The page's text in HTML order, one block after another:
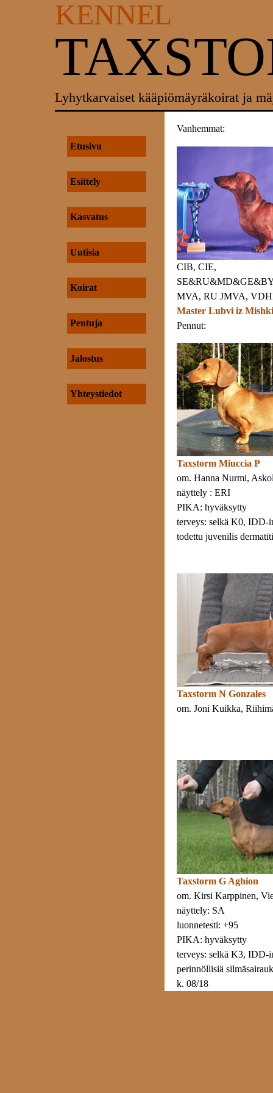
KENNEL
Lyhytkarvaiset kääpiömäyräkoirat ja
Etusivu
Esittely
Kasvatus
Uutisia
Koirat
Pentuja
Jalostus
Yhteystiedot
Vanhemmat:
CIB, CIE,
MVA, RU JMVA,
Master Lubvi iz
Pennut:
Taxstorm Miuccia P
om. Hanna Nurmi,
näyttely : ERI
PIKA: hyväksytty
terveys: selkä K0, IDD-
todettu juvenilis
Taxstorm N Gonzales
om. Joni Kuikka,
Taxstorm G Aghion
om. Kirsi Karppinen,
näyttely: SA
luonnetesti: +95
PIKA: hyväksytty
terveys: selkä K3, IDD-
perinnöllisiä
k. 08/18